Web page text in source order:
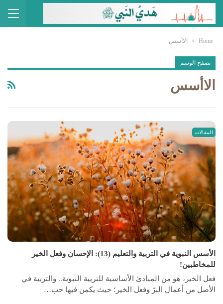
Home الاأسس
تصفح الوسم
الاأسس
المقالات
الأسس النبوية في التربية والتعليم (13): الإحسان وفعل الخير
للمخاطبين!
فعل الخير، هو من المبادئ الأساسية للتربية النبوية.. والتربية في
الأصل من أعمال البرّ وفعل الخير؛ حيث يكمن فيها حب…